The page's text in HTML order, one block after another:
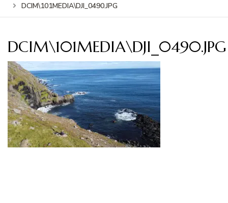
DCIM\101MEDIA\DJI_0490.JPG
DCIM\101MEDIA\DJI_0490.JPG